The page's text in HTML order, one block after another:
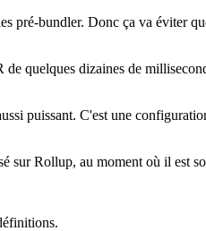
pré-bundler. Donc ça va éviter
quelques dizaines de
puissant. C'est une
sur Rollup, au moment où il est